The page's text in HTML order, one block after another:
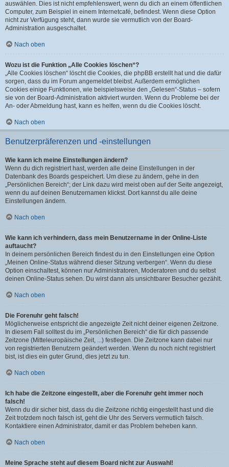
auswählen. Dies ist nicht empfehlenswert, wenn du dich an einem öffentlichen
Computer, zum Beispiel in einem Internetcafé, befindest. Wenn diese Option
nicht zur Verfügung steht, dann wurde sie vermutlich von der Board-
Administration ausgeschaltet.
Nach oben
Wozu ist die Funktion „Alle Cookies löschen“?
„Alle Cookies löschen“ löscht die Cookies, die phpBB erstellt hat und die dafür
sorgen, dass du im Forum angemeldet bleibst. Außerdem ermöglichen
Cookies einige Funktionen, wie beispielsweise den „Gelesen“-Status – sofern
sie von der Board-Administration aktiviert wurden. Wenn du Probleme bei der
An- oder Abmeldung hast, kann es helfen, wenn du die Cookies löscht.
Nach oben
Benutzerpräferenzen und -einstellungen
Wie kann ich meine Einstellungen ändern?
Wenn du dich registriert hast, werden alle deine Einstellungen in der
Datenbank des Boards gespeichert. Um diese zu ändern, gehe in den
„Persönlichen Bereich“; der Link dazu wird meist oben auf der Seite angezeigt,
wenn du auf deinen Benutzernamen klickst. Dort kannst du alle deine
Einstellungen ändern.
Nach oben
Wie kann ich verhindern, dass mein Benutzername in der Online-Liste
auftaucht?
In deinem persönlichen Bereich findest du in den Einstellungen eine Option
„Meinen Online-Status während dieser Sitzung verbergen“. Wenn du diese
Option einschaltest, können nur Administratoren, Moderatoren und du selbst
deinen Online-Status sehen. Du wirst dann als unsichtbarer Besucher gezählt.
Nach oben
Die Forenuhr geht falsch!
Möglicherweise entspricht die angezeigte Zeit nicht deiner eigenen Zeitzone.
In diesem Fall solltest du im „Persönlichen Bereich“ die für dich passende
Zeitzone (Mitteleuropäische Zeit, ...) festlegen. Die Zeitzone kann dabei nur
von registrierten Benutzern geändert werden. Wenn du noch nicht registriert
bist, ist dies ein guter Grund, dies jetzt zu tun.
Nach oben
Ich habe die Zeitzone eingestellt, aber die Forenuhr geht immer noch
falsch!
Wenn du dir sicher bist, dass du die Zeitzone richtig eingestellt hast und die
Zeit trotzdem noch falsch ist, geht die Uhr des Servers vermutlich falsch.
Kontaktiere einen Administrator, damit er das Problem beheben kann.
Nach oben
Meine Sprache steht auf diesem Board nicht zur Auswahl!